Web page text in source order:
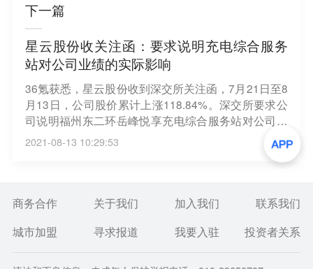
下一篇
星云股份收关注函：要求说明充电综合服务
站对公司业绩的实际影响
36氪获悉，星云股份收到深交所关注函，7月21日至8
月13日，公司股价累计上涨118.84%。深交所要求公
司说明福州东二环岳峰悦享充电综合服务站对公司业
绩的实际影响；核实说明公司8月6日披露与宁德时代
签订日常经营合同公告的原因及必要性，是否存在主
2021-08-13 10:29:53
商务合作 关于我们 加入我们
联系我们
城市加盟
寻求报道 我要入驻 投资者关系